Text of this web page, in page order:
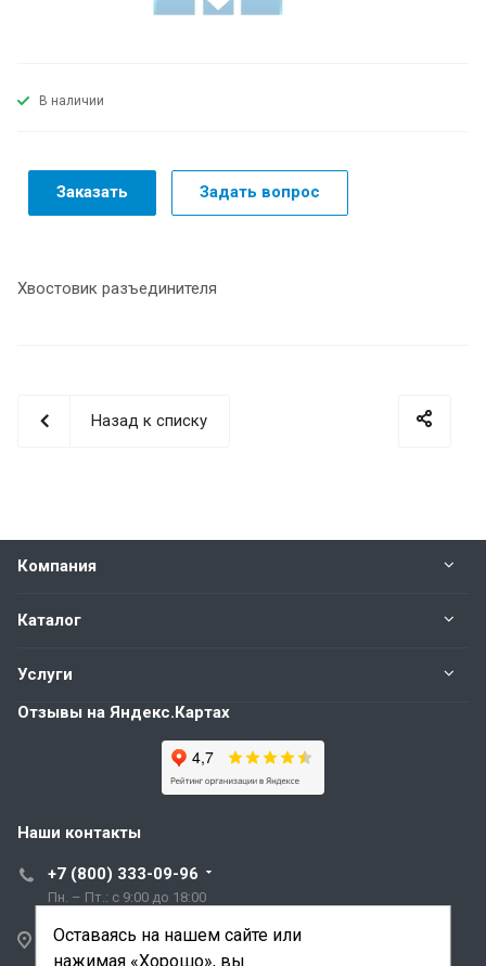
В наличии
Заказать Задать вопрос
Хвостовик разъединителя
Назад к списку
Компания
Каталог
Услуги
Отзывы на Яндекс.Картах
Наши контакты
+7 (800) 333-09-96
Пн. – Пт.: с 9:00 до 18:00
Санкт-Петербург,
Оставаясь на нашем сайте или
нажимая «Хорошо», вы